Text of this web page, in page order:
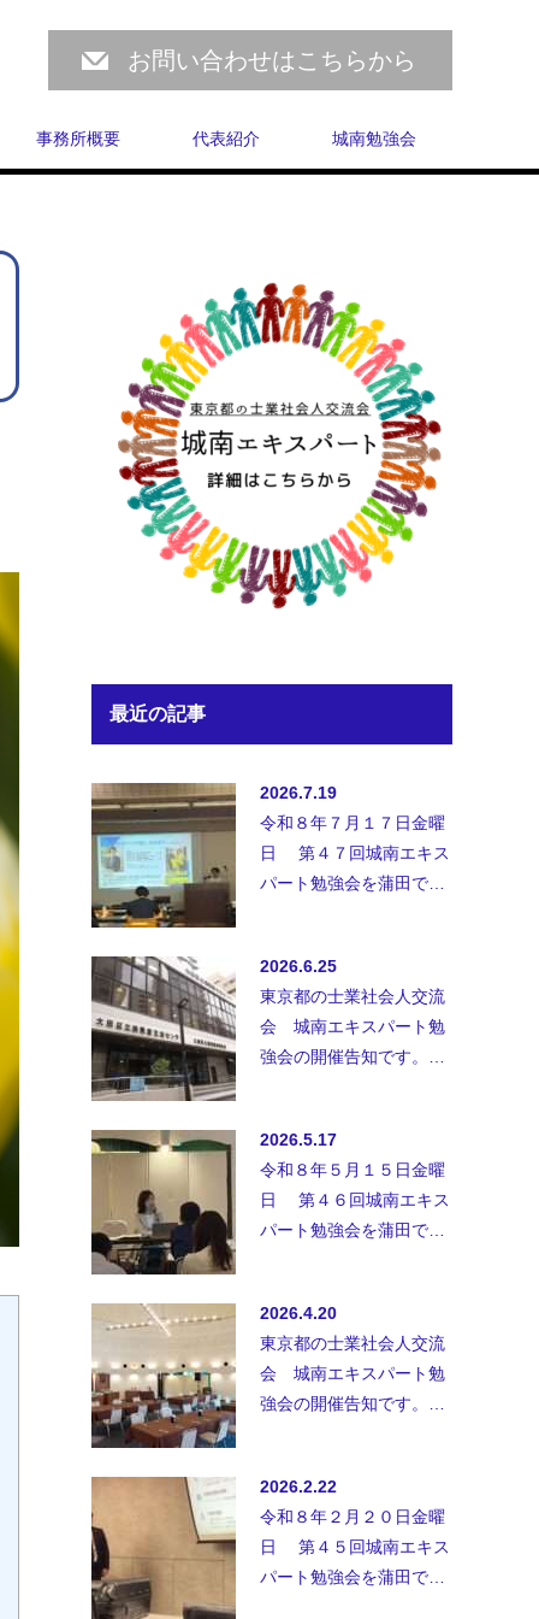
お問い合わせはこちらから
事務所概要 代表紹介 城南勉強会
最近の記事
2026.7.19
令和８年７月１７日金曜
日 第４７回城南エキス
パート勉強会を蒲田で開
…
2026.6.25
東京都の士業社会人交流
会 城南エキスパート勉
強会の開催告知です。士
ておりま…
2026.5.17
令和８年５月１５日金曜
日 第４６回城南エキス
パート勉強会を蒲田で開
ル 定…
2026.4.20
東京都の士業社会人交流
会 城南エキスパート勉
強会の開催告知です。士
ておりま…
2026.2.22
令和８年２月２０日金曜
日 第４５回城南エキス
パート勉強会を蒲田で開